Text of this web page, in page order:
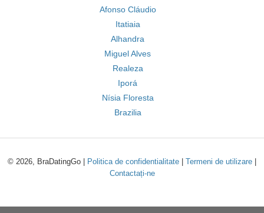
Afonso Cláudio
Itatiaia
Alhandra
Miguel Alves
Realeza
Iporá
Nísia Floresta
Brazilia
© 2026, BraDatingGo | Politica de confidentialitate Termeni de utilizare
Contactați-ne